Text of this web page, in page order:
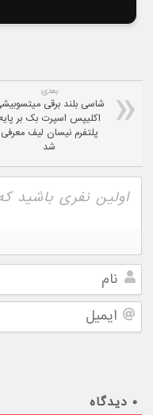
بعدی:
شاسی بلند برقی
اکلیپس اسپرت بک بر پایه
پلتفرم نیسان لیف معرفی
شد
۰ دیدگاه